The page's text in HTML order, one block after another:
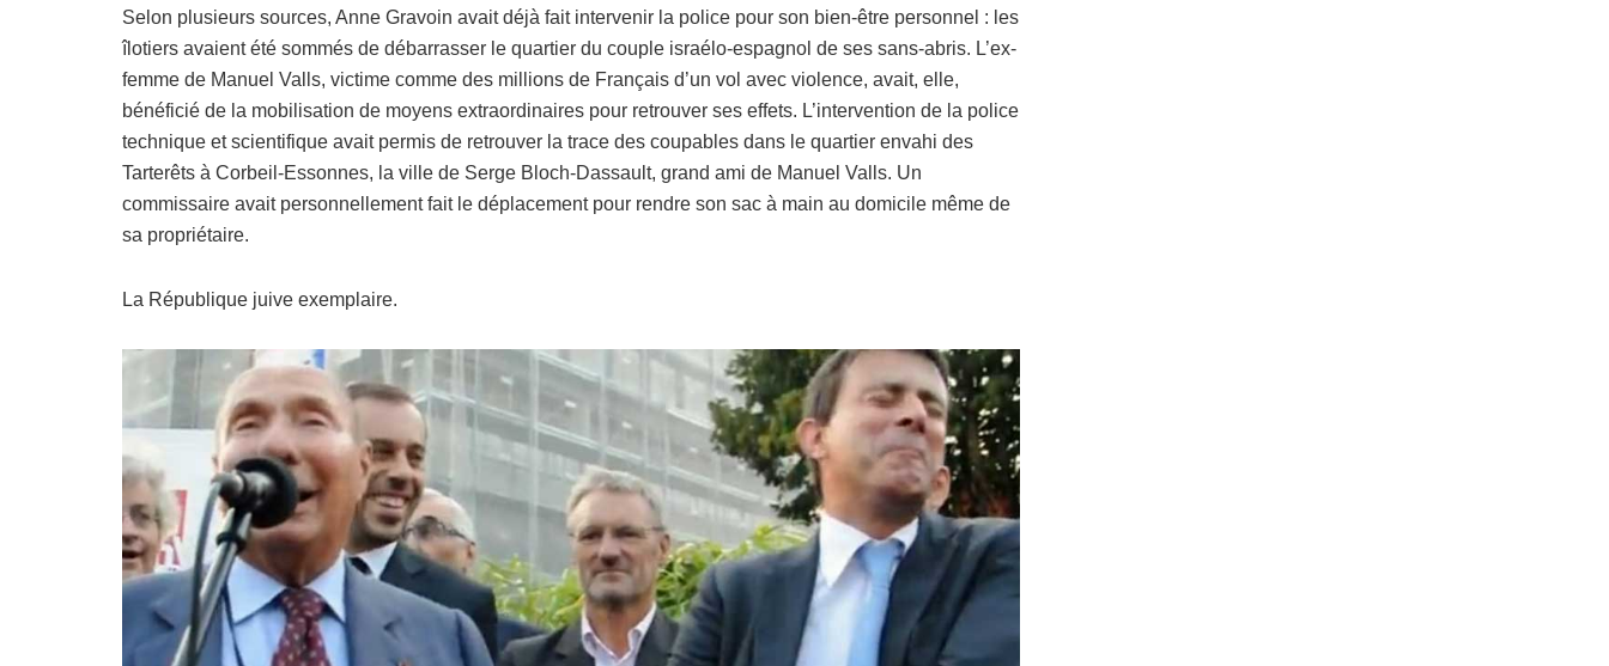
Selon plusieurs sources, Anne Gravoin avait déjà fait intervenir la police pour son bien-être personnel : les
îlotiers avaient été sommés de débarrasser le quartier du couple israélo-espagnol de ses sans-abris. L’ex-
femme de Manuel Valls, victime comme des millions de Français d’un vol avec violence, avait, elle,
bénéficié de la mobilisation de moyens extraordinaires pour retrouver ses effets. L’intervention de la police
technique et scientifique avait permis de retrouver la trace des coupables dans le quartier envahi des
Tarterêts à Corbeil-Essonnes, la ville de Serge Bloch-Dassault, grand ami de Manuel Valls. Un
commissaire avait personnellement fait le déplacement pour rendre son sac à main au domicile même de
sa propriétaire.
La République juive exemplaire.